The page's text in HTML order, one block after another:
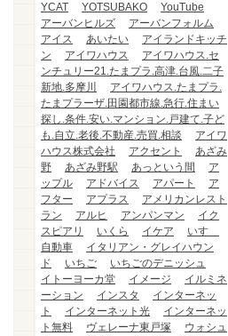
YCAT
YOTSUBAKO
YouTube
アーバンヒルズ
アーバンフォルム
アイス
あいたい
アイランドキッチ
ン
アイワハウス
アイワハウス.セ
ンチュリー21.たまプラ.高津.台風.二子
新地.多摩川
アイワハウス.たまプラ.
たまプラーザ.田園都市線.急行.住まい
探し.条件.安い.マンション.戸建て.子ど
も.自立.老後.不動産.売買.相談
アイワ
ハウス株式会社
アクセント
あざみ
野
あざみ野駅 あっという間
ア
ップル
アドバイス アパート
ア
フター
アプラス
アメリカンレスト
ラン
アルヒ アンパンマン
イク
スピアリ
いくら イケア
いすゞ
自動車
イタリアン・グレイハウン
ド
いちご
いちごのデニッシュ
イトーヨーカ堂
イメージ
イルミネ
ーション
インスタ
インターネッ
ト
インターネット光
インターネッ
ト無料
ヴェレーナ東戸塚
ウォシュ